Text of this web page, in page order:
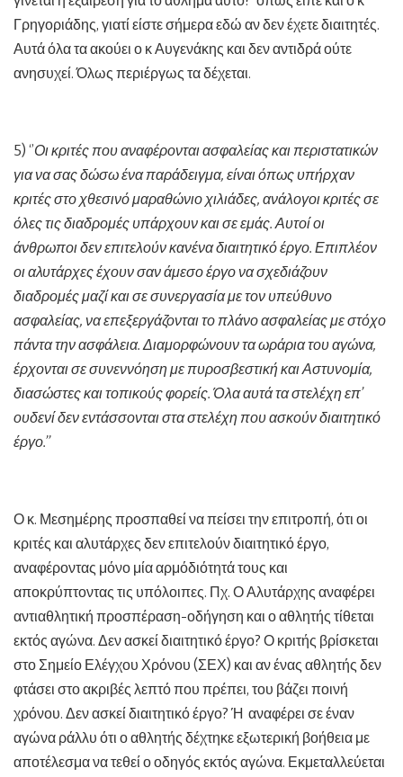
Γρηγοριάδης, γιατί είστε σήμερα εδώ αν δεν έχετε διαιτητές.
Αυτά όλα τα ακούει ο κ Αυγενάκης και δεν αντιδρά ούτε
ανησυχεί. Όλως περιέργως τα δέχεται.
5) ‘’Οι κριτές που αναφέρονται ασφαλείας και περιστατικών
για να σας δώσω ένα παράδειγμα, είναι όπως υπήρχαν
κριτές στο χθεσινό μαραθώνιο χιλιάδες, ανάλογοι κριτές σε
όλες τις διαδρομές υπάρχουν και σε εμάς. Αυτοί οι
άνθρωποι δεν επιτελούν κανένα διαιτητικό έργο. Επιπλέον
οι αλυτάρχες έχουν σαν άμεσο έργο να σχεδιάζουν
διαδρομές μαζί και σε συνεργασία με τον υπεύθυνο
ασφαλείας, να επεξεργάζονται το πλάνο ασφαλείας με στόχο
πάντα την ασφάλεια. Διαμορφώνουν τα ωράρια του αγώνα,
έρχονται σε συνεννόηση με πυροσβεστική και Αστυνομία,
διασώστες και τοπικούς φορείς. Όλα αυτά τα στελέχη επ’
ουδενί δεν εντάσσονται στα στελέχη που ασκούν διαιτητικό
έργο.’’
Ο κ. Μεσημέρης προσπαθεί να πείσει την επιτροπή, ότι οι
κριτές και αλυτάρχες δεν επιτελούν διαιτητικό έργο,
αναφέροντας μόνο μία αρμόδιότητά τους και
αποκρύπτοντας τις υπόλοιπες. Πχ. Ο Αλυτάρχης αναφέρει
αντιαθλητική προσπέραση-οδήγηση και ο αθλητής τίθεται
εκτός αγώνα. Δεν ασκεί διαιτητικό έργο? Ο κριτής βρίσκεται
στο Σημείο Ελέγχου Χρόνου (ΣΕΧ) και αν ένας αθλητής δεν
φτάσει στο ακριβές λεπτό που πρέπει, του βάζει ποινή
χρόνου. Δεν ασκεί διαιτητικό έργο? Ή αναφέρει σε έναν
αγώνα ράλλυ ότι ο αθλητής δέχτηκε εξωτερική βοήθεια με
αποτέλεσμα να τεθεί ο οδηγός εκτός αγώνα. Εκμεταλλεύεται